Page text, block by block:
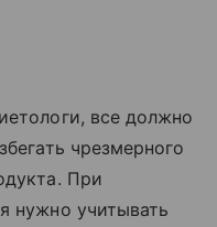
все должно
чрезмерного
При
нужно учитывать